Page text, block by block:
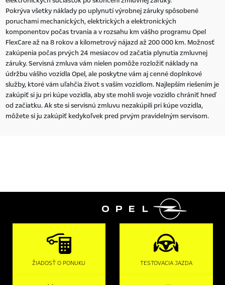
Pokrýva všetky náklady po uplynutí výrobnej záruky spôsobené
poruchami mechanických, elektrických a elektronických
komponentov počas trvania a v rozsahu km vášho programu Opel
FlexCare až na 8 rokov a kilometrový nájazd až 200 000 km. Možnosť
zakúpenia počas prvých 24 mesiacov od začatia plynutia zmluvnej
záruky. Servisná zmluva vám nielen pomôže rozložiť náklady na
údržbu vášho vozidla Opel, ale poskytne vám aj cenné doplnkové
služby, ktoré vám uľahčia život s vaším vozidlom. Najlepším riešením je
zakúpiť si ju pri kúpe vozidla, aby ste mohli svoje vozidlo chrániť hneď
od začiatku. Ak ste si servisnú zmluvu nezakúpili pri kúpe vozidla,
môžete si ju zakúpiť kedykoľvek pred prvým pravidelným servisom.

ŽIADOSŤ O PONUKU TESTOVACIA JAZDA